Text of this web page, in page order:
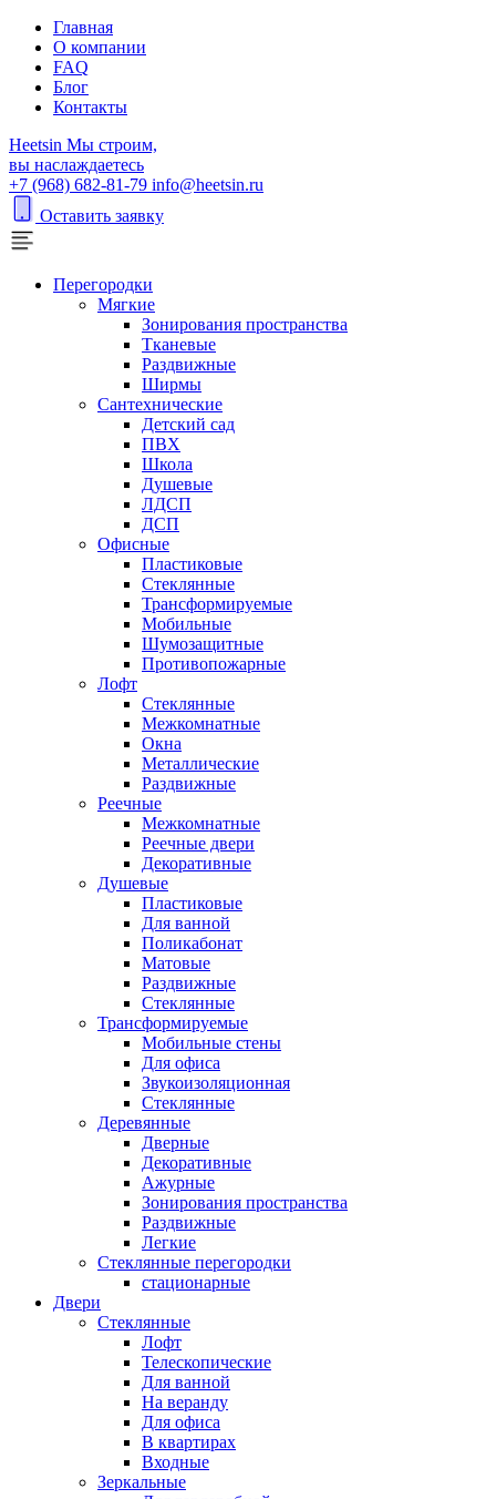
Главная
О компании
FAQ
Блог
Контакты
Heetsin Мы строим,
вы наслаждаетесь
+7 (968) 682-81-79 info@heetsin.ru
Оставить заявку
Перегородки
Мягкие
Зонирования пространства
Тканевые
Раздвижные
Ширмы
Сантехнические
Детский сад
ПВХ
Школа
Душевые
ЛДСП
ДСП
Офисные
Пластиковые
Стеклянные
Трансформируемые
Мобильные
Шумозащитные
Противопожарные
Лофт
Стеклянные
Межкомнатные
Окна
Металлические
Раздвижные
Реечные
Межкомнатные
Реечные двери
Декоративные
Душевые
Пластиковые
Для ванной
Поликабонат
Матовые
Раздвижные
Стеклянные
Трансформируемые
Мобильные стены
Для офиса
Звукоизоляционная
Стеклянные
Деревянные
Дверные
Декоративные
Ажурные
Зонирования пространства
Раздвижные
Легкие
Стеклянные перегородки
стационарные
Двери
Стеклянные
Лофт
Телескопические
Для ванной
На веранду
Для офиса
В квартирах
Входные
Зеркальные